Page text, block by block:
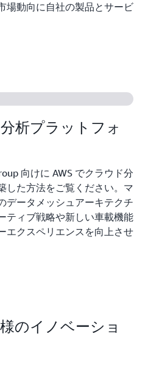
場動向に自社の製品とサービ
析プラットフォ
向けに AWS でクラウド分
した方法をご覧ください。マ
データメッシュアーキテクチ
ティブ戦略や新しい車載機能
エクスペリエンスを向上させ
のイノベーショ